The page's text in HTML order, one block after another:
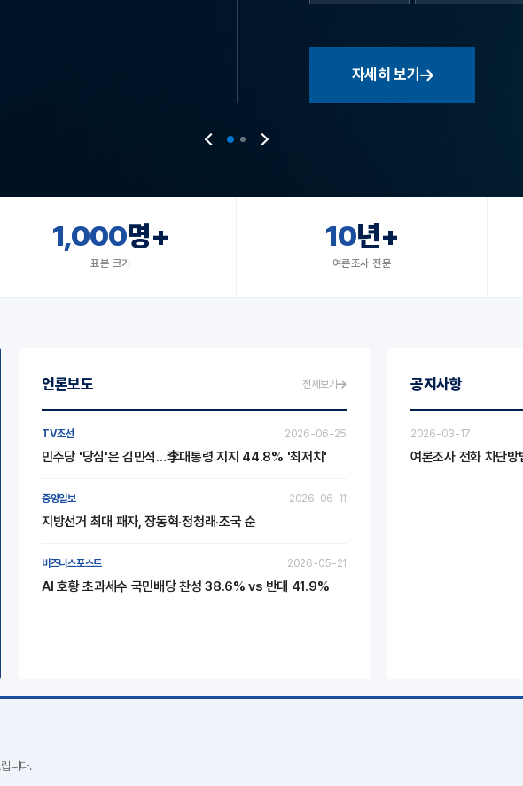
자세히 보기
1,000명+
표본 크기
10년+
여론조사 전문
언론보도 전체보기
TV조선 2026-06-25
민주당 '당심'은 김민석…李대통령 지지 44.8% '최저치'
중앙일보 2026-06-11
지방선거 최대 패자, 장동혁·정청래·조국 순
비즈니스포스트 2026-05-21
AI 호황 초과세수 국민배당 찬성 38.6% vs 반대 41.9%
공지사항
2026-03-17
여론조사 전화 차단방
니다.